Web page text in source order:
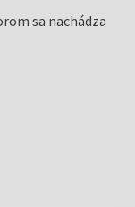
sa nachádza